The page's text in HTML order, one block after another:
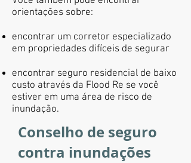
orientações sobre:
encontrar um corretor especializado
em propriedades difíceis de segurar
encontrar seguro residencial de baixo
custo através da Flood Re se você
estiver em uma área de risco de
inundação.
Conselho de seguro
contra inundações